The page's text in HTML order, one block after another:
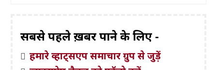
सबसे पहले ख़बरें पाने के लिए -
हमारे व्हाट्सएप समाचार ग्रुप से जुड़ें